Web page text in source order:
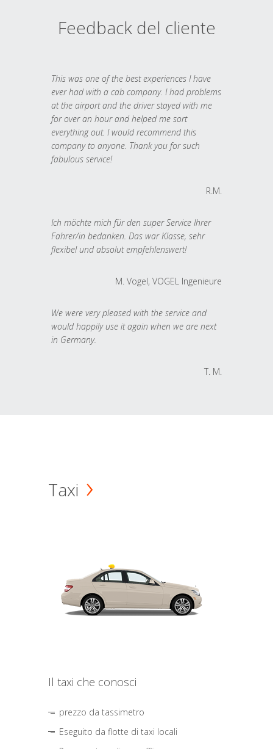
Feedback del cliente
This was one of the best experiences I have
ever had with a cab company. I had problems
at the airport and the driver stayed with me
for over an hour and helped me sort
everything out. I would recommend this
company to anyone. Thank you for such
fabulous service!
R.M.
Ich möchte mich für den super Service Ihrer
Fahrer/in bedanken. Das war Klasse, sehr
flexibel und absolut empfehlenswert!
M. Vogel, VOGEL Ingenieure
We were very pleased with the service and
would happily use it again when we are next
in Germany.
T. M.
Taxi
Il taxi che conosci
prezzo da tassimetro
Eseguito da flotte di taxi locali